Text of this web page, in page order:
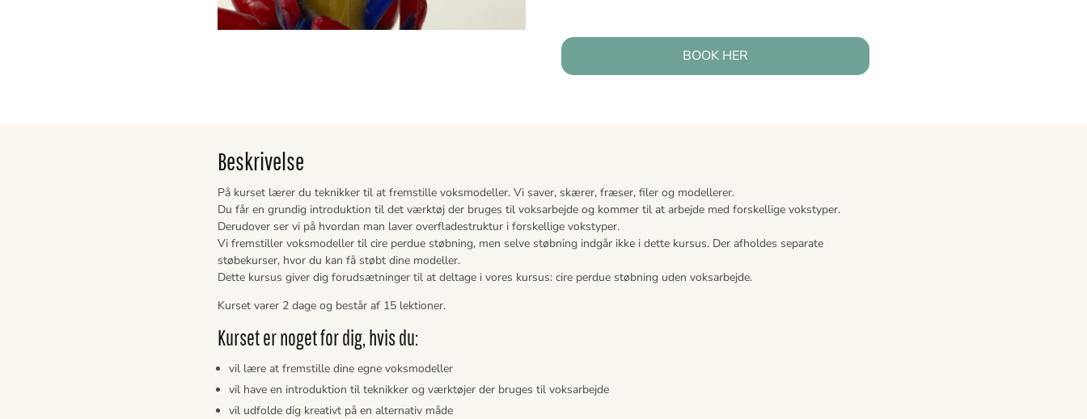
BOOK HER
Beskrivelse
På kurset lærer du teknikker til at fremstille voksmodeller. Vi saver, skærer, fræser, filer og modellerer.
Du får en grundig introduktion til det værktøj der bruges til voksarbejde og kommer til at arbejde med forskellige vokstyper.
Derudover ser vi på hvordan man laver overfladestruktur i forskellige vokstyper.
Vi fremstiller voksmodeller til cire perdue støbning, men selve støbning indgår ikke i dette kursus. Der afholdes separate
støbekurser, hvor du kan få støbt dine modeller.
Dette kursus giver dig forudsætninger til at deltage i vores kursus: cire perdue støbning uden voksarbejde.
Kurset varer 2 dage og består af 15 lektioner.
Kurset er noget for dig, hvis du:
vil lære at fremstille dine egne voksmodeller
vil have en introduktion til teknikker og værktøjer der bruges til voksarbejde
vil udfolde dig kreativt på en alternativ måde